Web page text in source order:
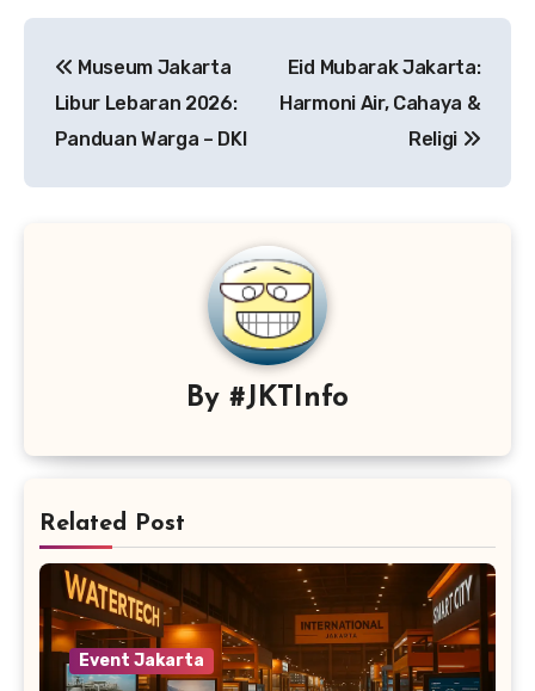
pos
Museum Jakarta
Libur Lebaran 2026:
Panduan Warga – DKI
Eid Mubarak Jakarta:
Harmoni Air, Cahaya &
Religi
By #JKTInfo
Related Post
Event Jakarta